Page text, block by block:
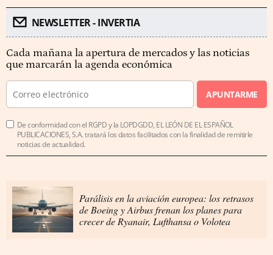
NEWSLETTER - INVERTIA
Cada mañana la apertura de mercados y las noticias
que marcarán la agenda económica
APUNTARME
De conformidad con el RGPD y la LOPDGDD, EL LEÓN DE EL ESPAÑOL
PUBLICACIONES, S.A. tratará los datos facilitados con la finalidad de remitirle
noticias de actualidad.
Parálisis en la aviación europea: los retrasos
de Boeing y Airbus frenan los planes para
crecer de Ryanair, Lufthansa o Volotea